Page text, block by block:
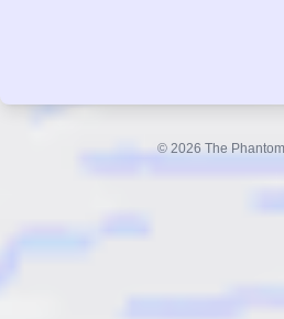
© 2026 The